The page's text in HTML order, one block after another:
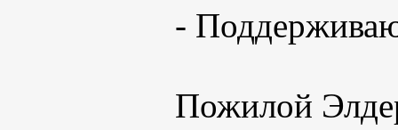
-
Пожилой